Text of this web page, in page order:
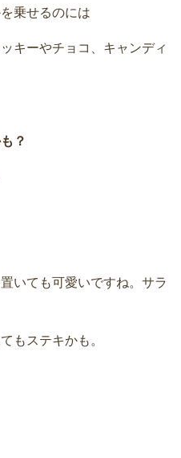
乗せるのには
キーやチョコ、キャンディ
？
いても可愛いですね。サラ
もステキかも。